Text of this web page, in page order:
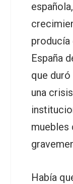
España
que
una
muebles
Había